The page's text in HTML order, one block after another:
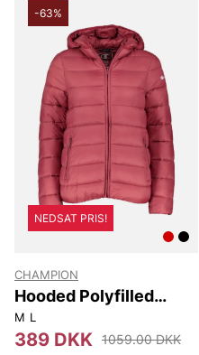
-63%
NEDSAT PRIS!
CHAMPION
Hooded Polyfilled
Jacket
M L
389 DKK 1059.00 DKK